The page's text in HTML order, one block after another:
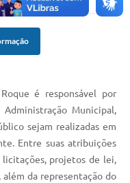
é responsável por
Municipal,
sejam realizadas em
Entre suas atribuições
projetos de lei,
da representação do